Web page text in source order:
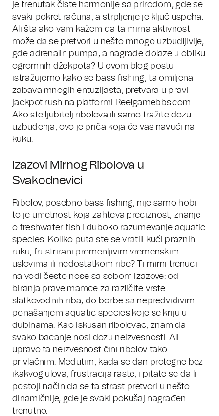
je trenutak čiste harmonije sa prirodom, gde se
svaki pokret računa, a strpljenje je ključ uspeha.
Ali šta ako vam kažem da ta mirna aktivnost
može da se pretvori u nešto mnogo uzbudljivije,
gde adrenalin pumpa, a nagrade dolaze u obliku
ogromnih džekpota? U ovom blog postu
istražujemo kako se bass fishing, ta omiljena
zabava mnogih entuzijasta, pretvara u pravi
jackpot rush na platformi Reelgamebbs.com.
Ako ste ljubitelj ribolova ili samo tražite dozu
uzbuđenja, ovo je priča koja će vas navući na
kuku.
Izazovi Mirnog Ribolova u
Svakodnevici
Ribolov, posebno bass fishing, nije samo hobi –
to je umetnost koja zahteva preciznost, znanje
o freshwater fish i duboko razumevanje aquatic
species. Koliko puta ste se vratili kući praznih
ruku, frustrirani promenljivim vremenskim
uslovima ili nedostatkom ribe? Ti mirni trenuci
na vodi često nose sa sobom izazove: od
biranja prave mamce za različite vrste
slatkovodnih riba, do borbe sa nepredvidivim
ponašanjem aquatic species koje se kriju u
dubinama. Kao iskusan ribolovac, znam da
svako bacanje nosi dozu neizvesnosti. Ali
upravo ta neizvesnost čini ribolov tako
privlačnim. Međutim, kada se dan protegne bez
ikakvog ulova, frustracija raste, i pitate se da li
postoji način da se ta strast pretvori u nešto
dinamičnije, gde je svaki pokušaj nagrađen
trenutno.